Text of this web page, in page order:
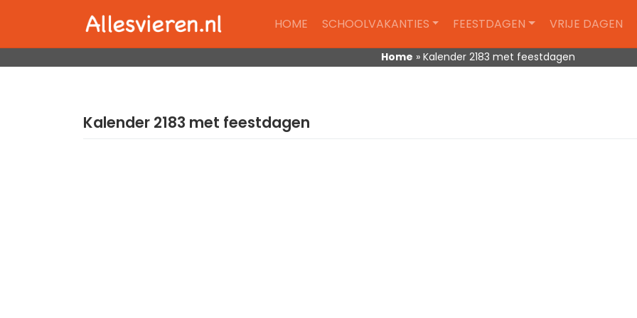
HOME SCHOOLVAKANTIES FEESTDAGEN VRIJE DAGEN
Home » Kalender 2183 met feestdagen
Kalender 2183 met feestdagen